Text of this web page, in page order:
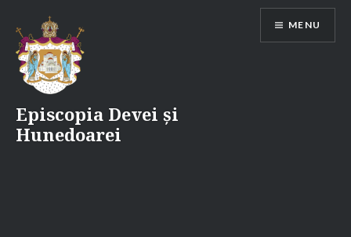
content
Episcopia Devei și
Hunedoarei
MENU